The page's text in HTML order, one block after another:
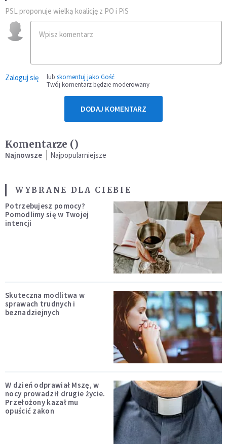
PSL proponuje wielką koalicję z PO i PiS
Zaloguj się lub skomentuj jako Gość
Twój komentarz będzie moderowany
DODAJ KOMENTARZ
Komentarze ()
Najnowsze Najpopularniejsze
WYBRANE DLA CIEBIE
Potrzebujesz pomocy?
Pomodlimy się w Twojej
intencji
Skuteczna modlitwa w
sprawach trudnych i
beznadziejnych
W dzień odprawiał Mszę, w
nocy prowadził drugie życie.
Przełożony kazał mu
opuścić zakon